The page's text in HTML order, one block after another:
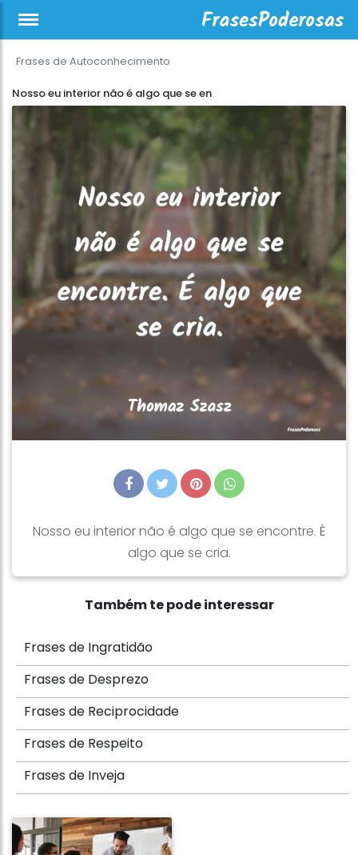
Frases de Autoconhecimento
Nosso eu interior não é algo que se en
Nosso eu interior não é algo que se encontre. É
algo que se cria.
Também te pode interessar
Frases de Ingratidão
Frases de Desprezo
Frases de Reciprocidade
Frases de Respeito
Frases de Inveja